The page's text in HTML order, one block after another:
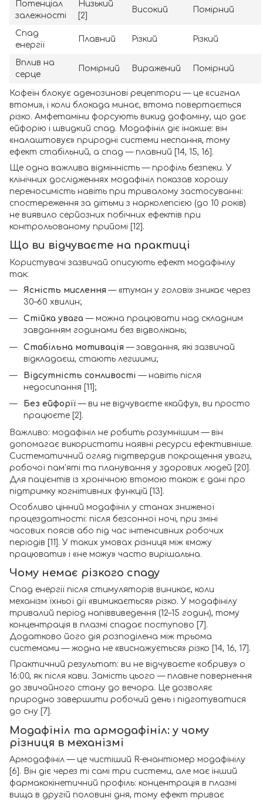
Потенціал
залежності
Низький
[2]
Високий Помірний
Спад
енергії
Плавний Різкий Різкий
Вплив на
серце
Помірний Виражений Помірний
Кофеїн блокує аденозинові рецептори — це «сигнал
втоми», і коли блокада минає, втома повертається
різко. Амфетаміни форсують викид дофаміну, що дає
ейфорію і швидкий спад. Модафініл діє інакше: він
«налаштовує» природні системи неспання, тому
ефект стабільний, а спад — плавний [14, 15, 16].
Ще одна важлива відмінність — профіль безпеки. У
клінічних дослідженнях модафініл показав хорошу
переносимість навіть при тривалому застосуванні:
спостереження за дітьми з нарколепсією (до 10 років)
не виявило серйозних побічних ефектів при
контрольованому прийомі [12].
Що ви відчуваєте на практиці
Користувачі зазвичай описують ефект модафінілу
так:
Ясність мислення — «туман у голові» зникає через
30–60 хвилин;
Стійка увага — можна працювати над складним
завданням годинами без відволікань;
Стабільна мотивація — завдання, які зазвичай
відкладаєш, стають легшими;
Відсутність сонливості — навіть після
недосипання [11];
Без ейфорії — ви не відчуваєте «кайфу», ви просто
працюєте [2].
Важливо: модафініл не робить розумнішим — він
допомагає використати наявні ресурси ефективніше.
Систематичний огляд підтвердив покращення уваги,
робочої пам'яті та планування у здорових людей [20].
Для пацієнтів із хронічною втомою також є дані про
підтримку когнітивних функцій [13].
Особливо цінний модафініл у станах зниженої
працездатності: після безсонної ночі, при зміні
часових поясів або під час інтенсивних робочих
періодів [11]. У таких умовах різниця між «можу
працювати» і «не можу» часто вирішальна.
Чому немає різкого спаду
Спад енергії після стимуляторів виникає, коли
механізм їхньої дії «вимикається» різко. У модафінілу
тривалий період напіввиведення (12–15 годин), тому
концентрація в плазмі спадає поступово [7].
Додатково його дія розподілена між трьома
системами — жодна не «виснажується» різко [14, 16, 17].
Практичний результат: ви не відчуваєте «обриву» о
16:00, як після кави. Замість цього — плавне повернення
до звичайного стану до вечора. Це дозволяє
природно завершити робочий день і підготуватися
до сну [7].
Модафініл та армодафініл: у чому
різниця в механізмі
Армодафініл — це чистіший R-енантіомер модафінілу
[6]. Він діє через ті самі три системи, але має інший
фармакокінетичний профіль: концентрація в плазмі
вища в другій половині дня, тому ефект триває